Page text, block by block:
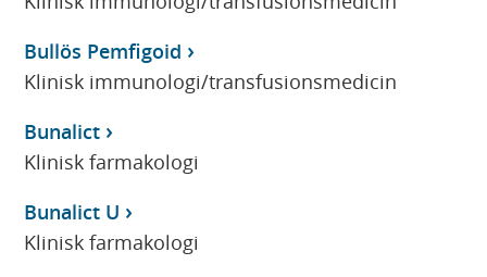
Bullös Pemfigoid
Klinisk immunologi/transfusionsmedicin
Bunalict
Klinisk farmakologi
Bunalict U
Klinisk farmakologi